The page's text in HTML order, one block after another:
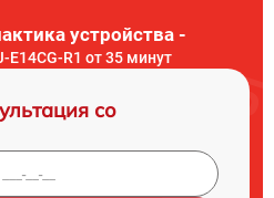
устройства -
R1 от 35 минут
со